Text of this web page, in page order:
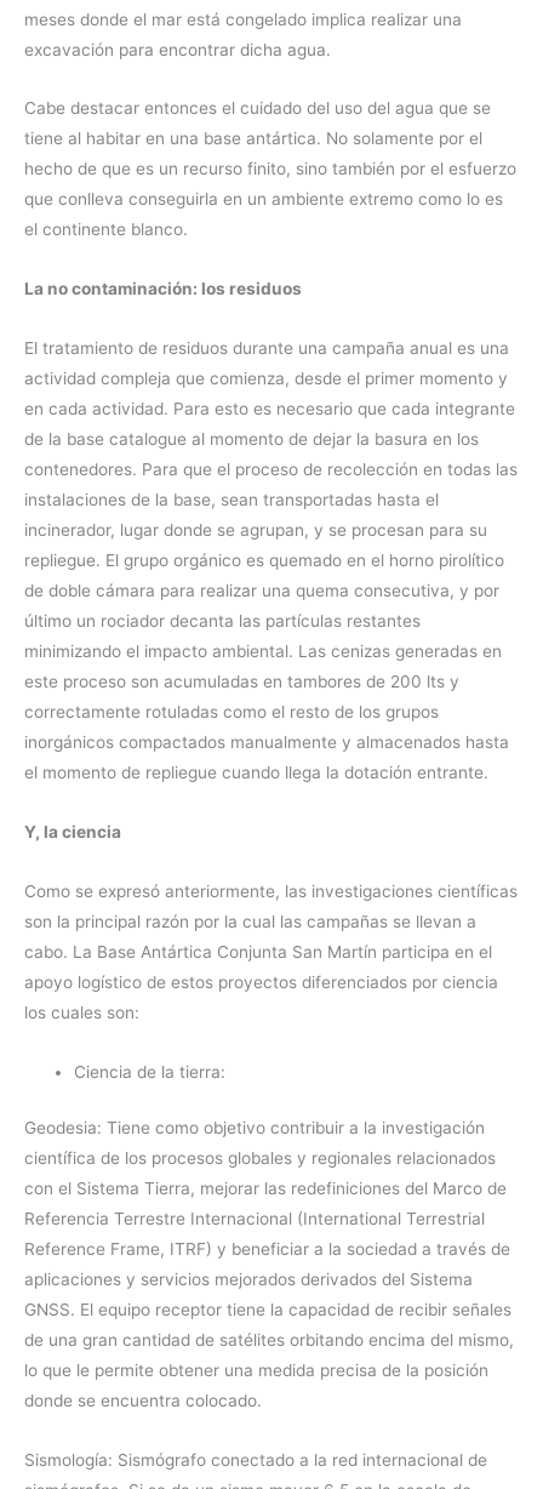
meses donde el mar está congelado implica realizar una
excavación para encontrar dicha agua.
Cabe destacar entonces el cuidado del uso del agua que se
tiene al habitar en una base antártica. No solamente por el
hecho de que es un recurso finito, sino también por el esfuerzo
que conlleva conseguirla en un ambiente extremo como lo es
el continente blanco.
La no contaminación: los residuos
El tratamiento de residuos durante una campaña anual es una
actividad compleja que comienza, desde el primer momento y
en cada actividad. Para esto es necesario que cada integrante
de la base catalogue al momento de dejar la basura en los
contenedores. Para que el proceso de recolección en todas las
instalaciones de la base, sean transportadas hasta el
incinerador, lugar donde se agrupan, y se procesan para su
repliegue. El grupo orgánico es quemado en el horno pirolítico
de doble cámara para realizar una quema consecutiva, y por
último un rociador decanta las partículas restantes
minimizando el impacto ambiental. Las cenizas generadas en
este proceso son acumuladas en tambores de 200 lts y
correctamente rotuladas como el resto de los grupos
inorgánicos compactados manualmente y almacenados hasta
el momento de repliegue cuando llega la dotación entrante.
Y, la ciencia
Como se expresó anteriormente, las investigaciones científicas
son la principal razón por la cual las campañas se llevan a
cabo. La Base Antártica Conjunta San Martín participa en el
apoyo logístico de estos proyectos diferenciados por ciencia
los cuales son:
Ciencia de la tierra:
Geodesia: Tiene como objetivo contribuir a la investigación
científica de los procesos globales y regionales relacionados
con el Sistema Tierra, mejorar las redefiniciones del Marco de
Referencia Terrestre Internacional (International Terrestrial
Reference Frame, ITRF) y beneficiar a la sociedad a través de
aplicaciones y servicios mejorados derivados del Sistema
GNSS. El equipo receptor tiene la capacidad de recibir señales
de una gran cantidad de satélites orbitando encima del mismo,
lo que le permite obtener una medida precisa de la posición
donde se encuentra colocado.
Sismología: Sismógrafo conectado a la red internacional de